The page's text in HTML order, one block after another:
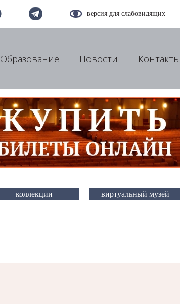
версия для слабовидящих
Образование Новости Контакты
коллекции виртуальный музей